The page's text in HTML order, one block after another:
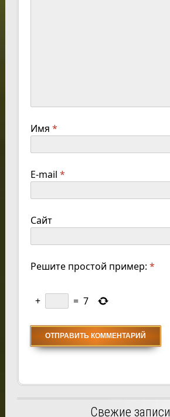
Имя *
E-mail *
Сайт
Решите простой пример: *
+ = 7
Свежие записи